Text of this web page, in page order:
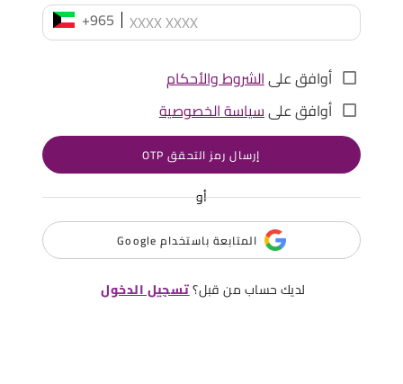
+965
أوافق علىالشروط والأحكام
أوافق علىسياسة الخصوصية
إرسال رمز التحقق OTP
أو
المتابعة باستخدام Google
لديك حساب من قبل؟تسجيل الدخول